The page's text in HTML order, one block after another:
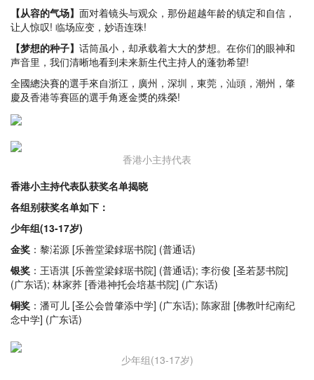
【从容的气场】 面对着镜头与观众，那份超越年龄的镇定和自信，
让人惊叹! 临场应变，妙语连珠!
【梦想的种子】 话筒虽小，却承载着大大的梦想。在你们的眼神和
声音里，我们清晰地看到未来新生代主持人的蓬勃希望!
全國總決賽的選手來自浙江，廣州，深圳，東莞，汕頭，潮州，肇
慶及香港等賽區的選手角逐金獎的殊榮!
香港小主持代表
香港小主持代表队获奖名单揭晓
各组别获奖名单如下：
少年组(13-17岁)
金奖 ：黎渃源 [乐善堂梁銶琚书院] (普通话)
银奖 ：王语淇 [乐善堂梁銶琚书院] (普通话); 李衍俊 [圣若瑟书院]
(广东话); 林家荞 [香港神托会培基书院] (广东话)
铜奖 ：潘可儿 [圣公会曾肇添中学] (广东话); 陈家甜 [佛教叶纪南纪
念中学] (广东话)
少年组(13-17岁)